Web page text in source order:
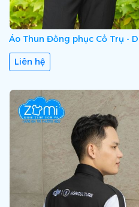
Áo Thun Đồng phục Cổ Trụ -
Liên hệ